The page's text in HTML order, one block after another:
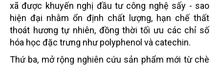
xã được khuyến nghị đầu tư công nghệ sấy - sao
hiện đại nhằm ổn định chất lượng, hạn chế thất
thoát hương tự nhiên, đồng thời tối ưu các chỉ số
hóa học đặc trưng như polyphenol và catechin.
Thứ ba, mở rộng nghiên cứu sản phẩm mới từ chè